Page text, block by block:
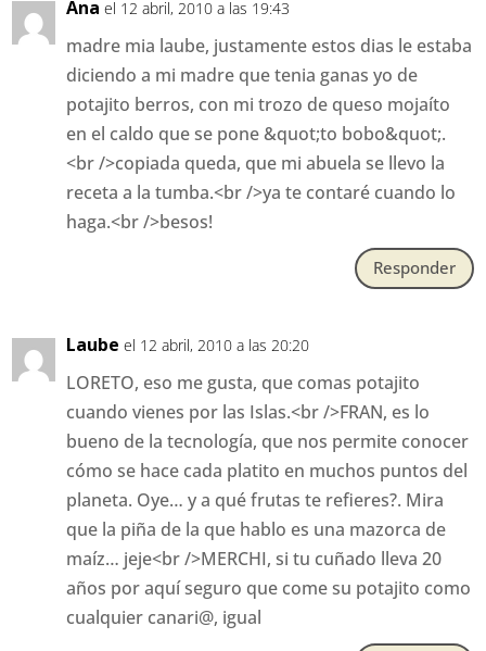
Ana el 12 abril, 2010 a las 19:43
madre mia laube, justamente estos dias le estaba
diciendo a mi madre que tenia ganas yo de
potajito berros, con mi trozo de queso mojaíto
en el caldo que se pone &quot;to bobo&quot;.
<br />copiada queda, que mi abuela se llevo la
receta a la tumba.<br />ya te contaré cuando lo
haga.<br />besos!
Responder
Laube el 12 abril, 2010 a las 20:20
LORETO, eso me gusta, que comas potajito
cuando vienes por las Islas.<br />FRAN, es lo
bueno de la tecnología, que nos permite conocer
cómo se hace cada platito en muchos puntos del
planeta. Oye… y a qué frutas te refieres?. Mira
que la piña de la que hablo es una mazorca de
maíz… jeje<br />MERCHI, si tu cuñado lleva 20
años por aquí seguro que come su potajito como
cualquier canari@, igual